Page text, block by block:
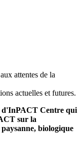
attentes de la
actuelles et futures.
d'InPACT Centre qui
sur la
biologique